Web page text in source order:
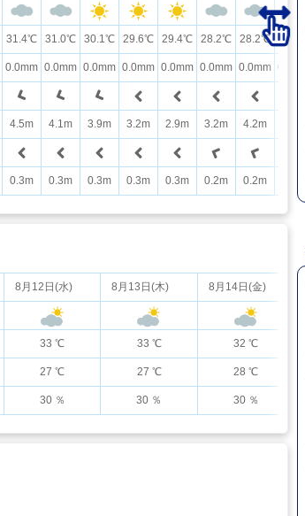
31.4℃ 31.0℃ 30.1℃ 29.6℃ 29.4℃ 28.2℃ 28.2℃ 27.1℃
0.0mm 0.0mm 0.0mm 0.0mm 0.0mm 0.0mm 0.0mm 0.0mm
4.5m 4.1m 3.9m 3.2m 2.9m 3.2m 4.2m
0.3m 0.3m 0.3m 0.3m 0.3m 0.2m 0.2m
8月12日(水) 8月13日(木) 8月14日(金)
33 ℃ 33 ℃ 32 ℃
27 ℃ 27 ℃ 28 ℃
30 ％ 30 ％ 30 ％